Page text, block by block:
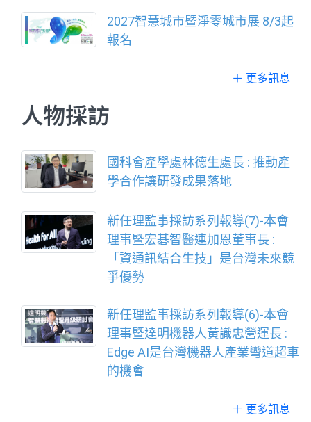
2027智慧城市暨淨零城市展 8/3起
報名
＋ 更多訊息
人物採訪
國科會產學處林德生處長 : 推動產
學合作讓研發成果落地
新任理監事採訪系列報導(7)-本會
理事暨宏碁智醫連加恩董事長 :
「資通訊結合生技」是台灣未來競
爭優勢
新任理監事採訪系列報導(6)-本會
理事暨達明機器人黃識忠營運長 :
Edge AI是台灣機器人產業彎道超車
的機會
＋ 更多訊息